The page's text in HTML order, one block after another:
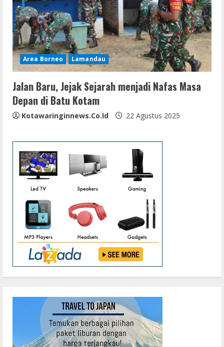
Area Borneo Lamandau
Jalan Baru, Jejak Sejarah menjadi Nafas Masa
Depan di Batu Kotam
Kotawaringinnews.co.id 22 Agustus 2025